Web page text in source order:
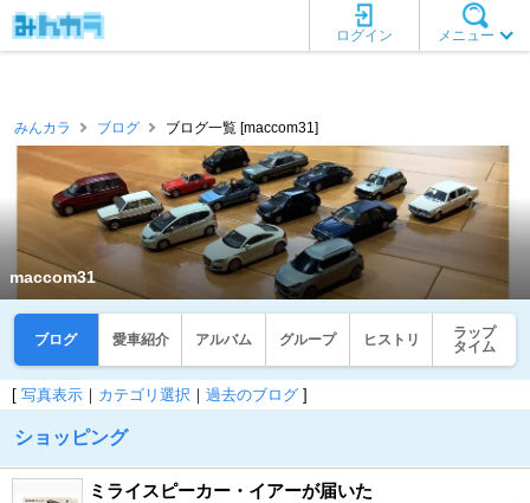
メニュー
ログイン
みんカラ ブログ ブログ一覧 [maccom31]
maccom31
ブログ 愛車紹介 アルバム グループ ヒストリ
ラップ
タイム
[ 写真表示 ｜ カテゴリ選択 ｜ 過去のブログ ]
ショッピング
ミライスピーカー・イアーが届いた